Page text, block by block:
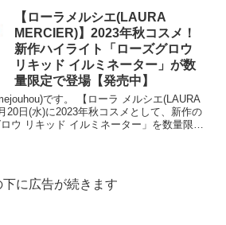
【ローラメルシエ(LAURA
MERCIER)】2023年秋コスメ！
新作ハイライト「ローズグロウ
リキッド イルミネーター」が数
量限定で登場【発売中】
ローラ メルシエ(LAURA
20日(水)に2023年秋コスメとして、新作の
ウ リキッド イルミネーター」を数量限定
下に広告が続きます